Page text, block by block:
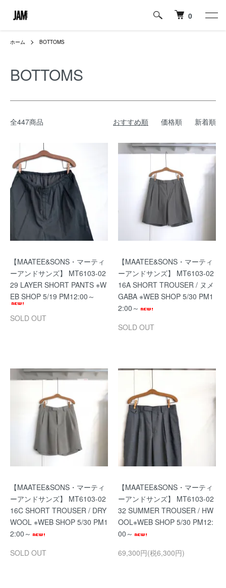
0
ホーム BOTTOMS
BOTTOMS
全447商品 おすすめ順 価格順 新着順
【MAATEE&SONS・マーティ
ーアンドサンズ】 MT6103-02
29 LAYER SHORT PANTS ※W
EB SHOP 5/19 PM12:00～
SOLD OUT
【MAATEE&SONS・マーティ
ーアンドサンズ】 MT6103-02
16A SHORT TROUSER / ヌメ
GABA ※WEB SHOP 5/30 PM1
2:00～
SOLD OUT
【MAATEE&SONS・マーティ
ーアンドサンズ】 MT6103-02
16C SHORT TROUSER / DRY
WOOL ※WEB SHOP 5/30 PM1
2:00～
SOLD OUT
【MAATEE&SONS・マーティ
ーアンドサンズ】 MT6103-02
32 SUMMER TROUSER / HW
OOL※WEB SHOP 5/30 PM12:
00～
69,300円(税6,300円)